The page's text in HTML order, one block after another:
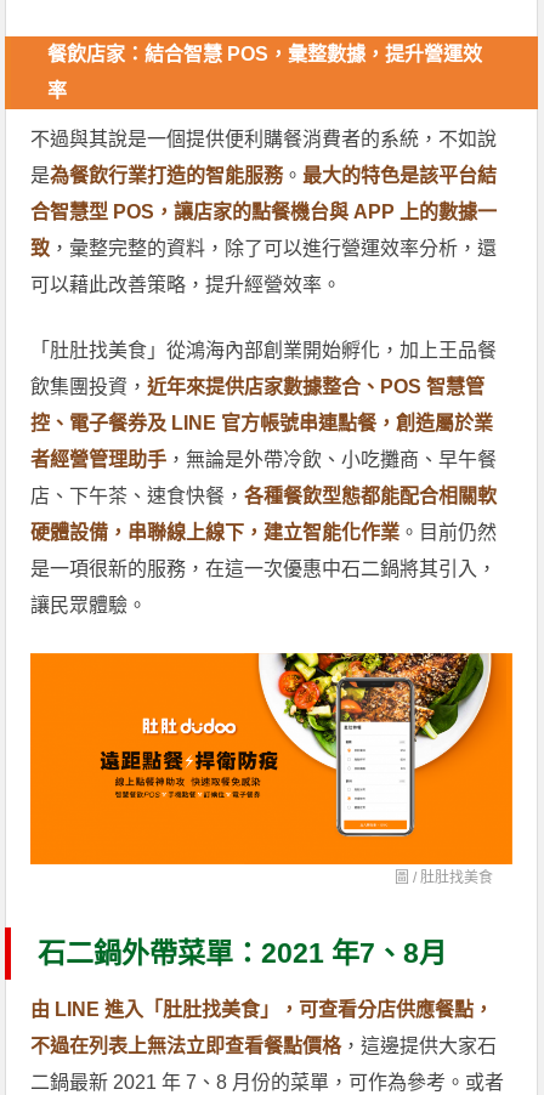
餐飲店家：結合智慧 POS，彙整數據，提升營運效
率
不過與其說是一個提供便利購餐消費者的系統，不如說
是為餐飲行業打造的智能服務。 最大的特色是該平台結
合智慧型 POS，讓店家的點餐機台與 APP 上的數據一
致 ，彙整完整的資料，除了可以進行營運效率分析，還
可以藉此改善策略，提升經營效率。
「肚肚找美食」從鴻海內部創業開始孵化，加上王品餐
飲集團投資，近年來提供店家數據整合、POS 智慧管
控、電子餐券及 LINE 官方帳號串連點餐，創造屬於業
者經營管理助手 ，無論是外帶冷飲、小吃攤商、早午餐
店、下午茶、速食快餐，各種餐飲型態都能配合相關軟
硬體設備，串聯線上線下，建立智能化作業 。目前仍然
是一項很新的服務，在這一次優惠中石二鍋將其引入，
讓民眾體驗。
圖 /肚肚找美食
石二鍋外帶菜單：2021 年7、8月
由 LINE 進入「肚肚找美食」，可查看分店供應餐點，
不過在列表上無法立即查看餐點價格，這邊提供大家石
二鍋最新 2021 年 7、8 月份的菜單，可作為參考。或者